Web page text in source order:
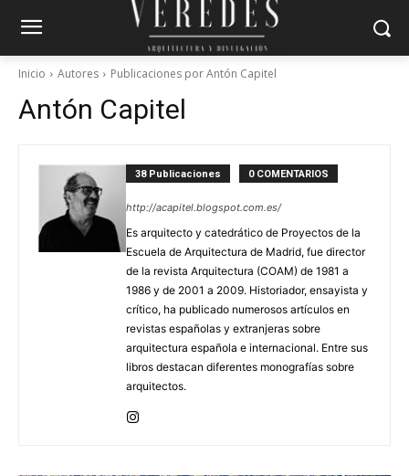
Inicio Autores Publicaciones por Antón Capitel
Antón Capitel
38 Publicaciones 0 COMENTARIOS
http://acapitel.blogspot.com.es/
Es arquitecto y catedrático de Proyectos de la
Escuela de Arquitectura de Madrid, fue director
de la revista Arquitectura (COAM) de 1981 a
1986 y de 2001 a 2009. Historiador, ensayista y
crítico, ha publicado numerosos artículos en
revistas españolas y extranjeras sobre
arquitectura española e internacional. Entre sus
libros destacan diferentes monografías sobre
arquitectos.